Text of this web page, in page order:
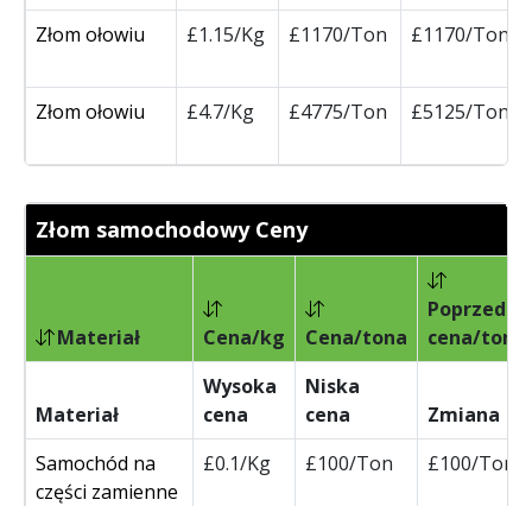
Złom ołowiu £1.15/Kg £1170/Ton £1170/Ton
Złom ołowiu £4.7/Kg £4775/Ton £5125/Ton
Złom samochodowy Ceny
Materiał Cena/kg Cena/tona
cena/tona
Materiał
Wysoka
cena
Niska
cena
Zmiana
Samochód na
części zamienne
£0.1/Kg £100/Ton £100/Ton